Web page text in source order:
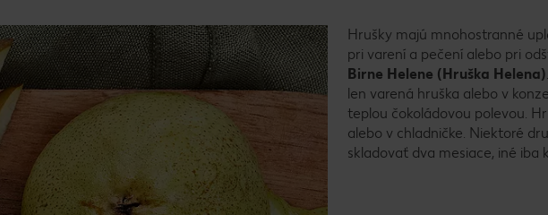
Hrušky majú mnohostranné
pri varení a pečení alebo pri
Birne Helene (Hruška Helena)
len varená hruška alebo v
teplou čokoládovou polevou.
alebo v chladničke. Niektoré
skladovať dva mesiace, iné iba